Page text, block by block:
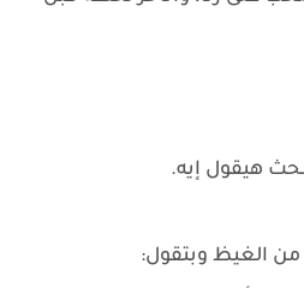
هيقول إيه.
الغيظ وبتقول: